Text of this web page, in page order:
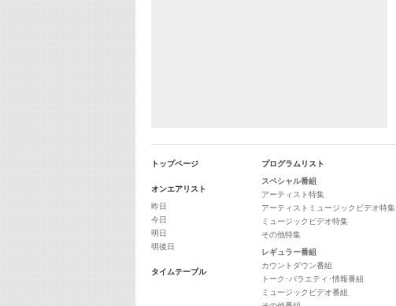
トップページ
オンエアリスト
昨日
今日
明日
明後日
タイムテーブル
プログラムリスト
スペシャル番組
アーティスト特集
アーティストミュージックビデオ特集
ミュージックビデオ特集
その他特集
レギュラー番組
カウントダウン番組
トーク･バラエティ･情報番組
ミュージックビデオ番組